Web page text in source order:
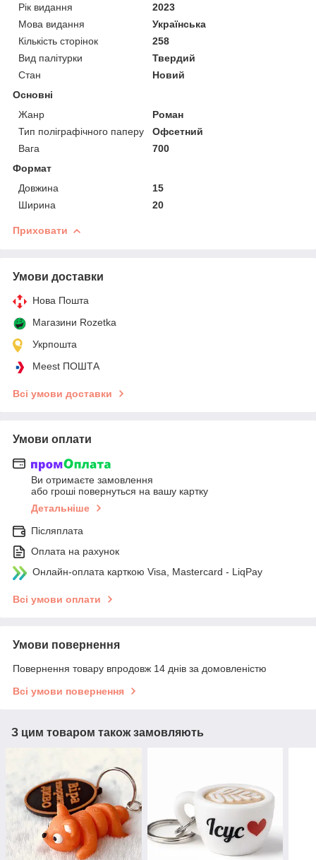
Рік видання
2023
Мова видання
Українська
Кількість сторінок
258
Вид палітурки
Твердий
Стан
Новий
Основні
Жанр
Роман
Тип поліграфічного паперу
Офсетний
Вага
700
Формат
Довжина
15
Ширина
20
Приховати
Умови доставки
Нова Пошта
Магазини Rozetka
Укрпошта
Meest ПОШТА
Всі умови доставки
Умови оплати
Ви отримаєте замовлення
або гроші повернуться на вашу картку
Детальніше
Післяплата
Оплата на рахунок
Онлайн-оплата карткою Visa, Mastercard - LiqPay
Всі умови оплати
Умови повернення
Повернення товару впродовж 14 днів за домовленістю
Всі умови повернення
З цим товаром також замовляють